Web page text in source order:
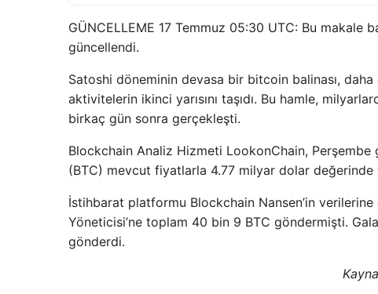
GÜNCELLEME 17 Temmuz 05:30 UTC: Bu makale
güncellendi.
Satoshi döneminin devasa bir bitcoin balinası,
aktivitelerin ikinci yarısını taşıdı. Bu hamle,
birkaç gün sonra gerçekleşti.
Blockchain Analiz Hizmeti LookonChain, Perşembe
(BTC) mevcut fiyatlarla 4.77 milyar dolar
İstihbarat platformu Blockchain Nansen’in
Yöneticisi’ne toplam 40 bin 9 BTC göndermişti.
gönderdi.